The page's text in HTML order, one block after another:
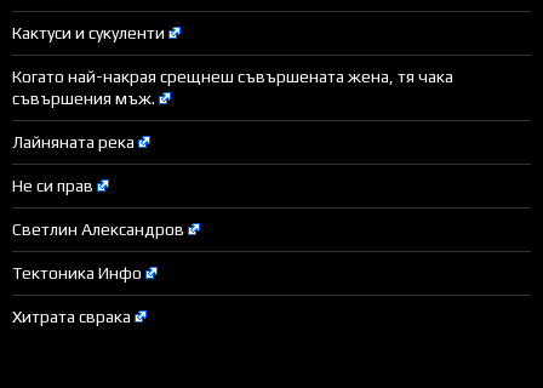
Кактуси и сукуленти
Когато най-накрая срещнеш съвършената жена, тя чака
съвършения мъж.
Лайняната река
Не си прав
Светлин Александров
Тектоника Инфо
Хитрата сврака